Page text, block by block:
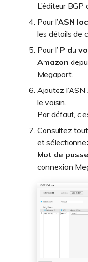
L’éditeur BGP
Pour l’ASN
les détails de
Pour l’IP du
Amazon
Megaport.
Ajoutez
le voisin.
Par défaut,
Consultez
et
Mot de
connexion